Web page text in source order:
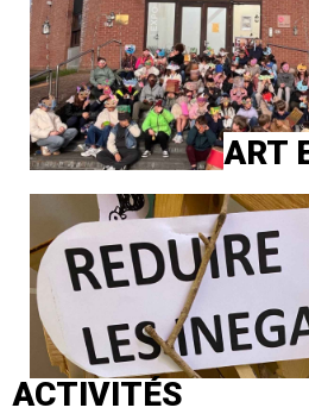
ART
ACTIVITÉS